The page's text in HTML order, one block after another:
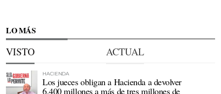
LO MÁS
VISTO ACTUAL
HACIENDA
Los jueces obligan a Hacienda a devolver
6.400 millones a más de tres millones de